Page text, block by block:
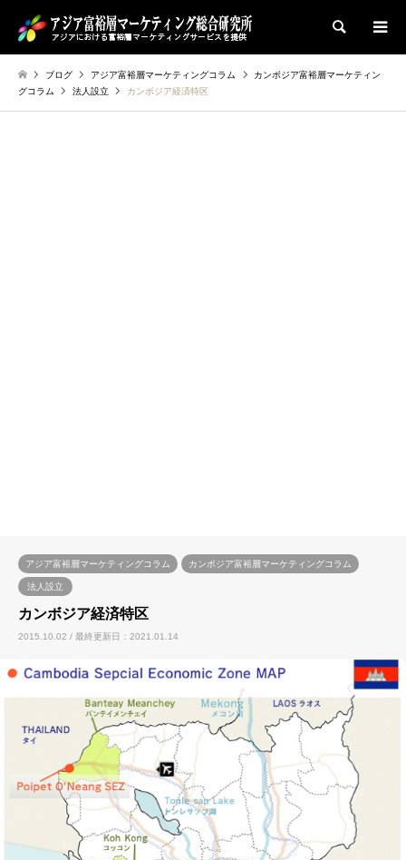
検索
ブログ アジア富裕層マーケティングコラム
カンボジア富裕層マーケティン
グコラム
法人設立 カンボジア経済特区
アジア富裕層マーケティングコラム カンボジア富裕層マーケティングコラム
法人設立
カンボジア経済特区
2015.10.02 / 最終更新日：2021.01.14